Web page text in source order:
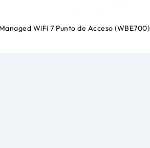
WiFi 7 Punto de Acceso (WBE700)